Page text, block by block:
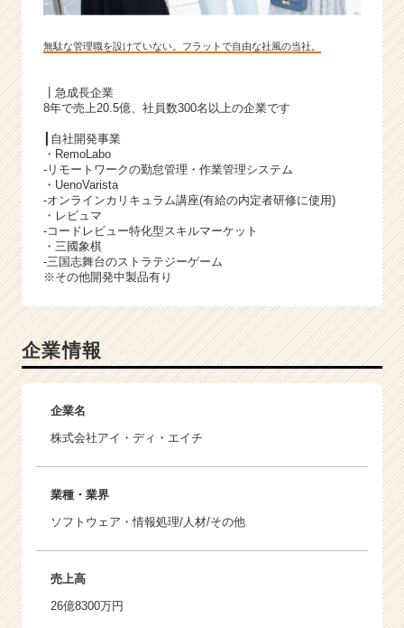
無駄な管理職を設けていない。フラットで自由な社風の当社。
┃急成長企業
8年で売上20.5億、社員数300名以上の企業です
┃自社開発事業
・RemoLabo
-リモートワークの勤怠管理・作業管理システム
・UenoVarista
-オンラインカリキュラム講座(有給の内定者研修に使用)
・レビュマ
-コードレビュー特化型スキルマーケット
・三國象棋
-三国志舞台のストラテジーゲーム
※その他開発中製品有り
企業情報
企業名
株式会社アイ・ディ・エイチ
業種・業界
ソフトウェア・情報処理/人材/その他
売上高
26億8300万円